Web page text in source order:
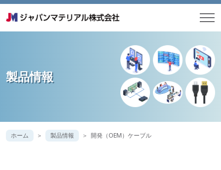
製品情報
ホーム 製品情報 開発（OEM）ケーブル